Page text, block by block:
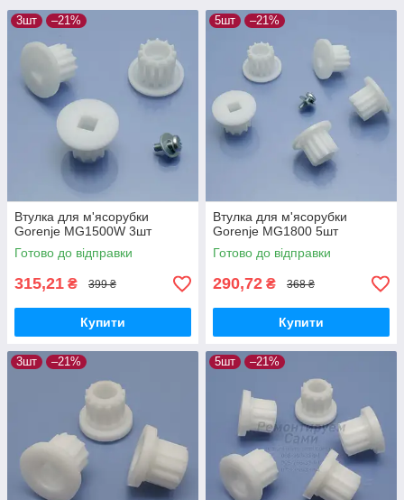
3шт –21%
Втулка для м'ясорубки
Gorenje MG1500W 3шт
Готово до відправки
315,21 ₴ 399 ₴
Купити
5шт –21%
Втулка для м'ясорубки
Gorenje MG1800 5шт
Готово до відправки
290,72 ₴ 368 ₴
Купити
3шт –21% 5шт –21%